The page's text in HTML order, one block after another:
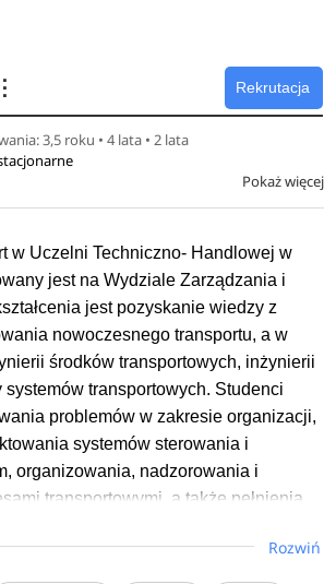
⋮ Rekrutacja
3,5 roku • 4 lata • 2 lata
Pokaż więcej
w Uczelni Techniczno- Handlowej w
jest na Wydziale Zarządzania i
jest pozyskanie wiedzy z
nowoczesnego transportu, a w
środków transportowych, inżynierii
systemów transportowych. Studenci
problemów w zakresie organizacji,
systemów sterowania i
organizowania, nadzorowania i
transportowymi, a także pełnienia
Rozwiń